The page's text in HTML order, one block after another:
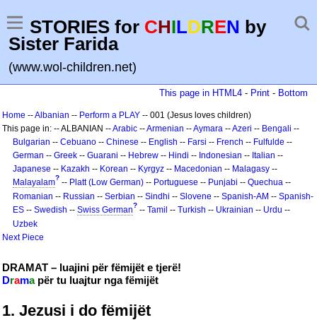
STORIES for CHILDREN by
Sister Farida
(www.wol-children.net)
This page in HTML4 - Print - Bottom
Home --Albanian -- Perform a PLAY -- 001 (Jesus loves children)
This page in: -- ALBANIAN --Arabic --Armenian --Aymara --Azeri -- Bengali --
Bulgarian -- Cebuano -- Chinese -- English -- Farsi -- French -- Fulfulde --
German -- Greek -- Guarani -- Hebrew -- Hindi -- Indonesian -- Italian --
Japanese -- Kazakh -- Korean -- Kyrgyz -- Macedonian -- Malagasy --
Malayalam? -- Platt (Low German) -- Portuguese -- Punjabi -- Quechua --
Romanian -- Russian -- Serbian -- Sindhi -- Slovene -- Spanish-AM -- Spanish-
ES -- Swedish -- Swiss German? -- Tamil -- Turkish -- Ukrainian -- Urdu --
Uzbek
Next Piece
DRAMAT – luajini për fëmijët e tjerë!
Dramapër tu luajtur nga fëmijët
1. Jezusi i do fëmijët